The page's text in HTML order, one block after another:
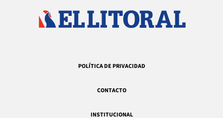
POLÍTICA DE PRIVACIDAD
CONTACTO
INSTITUCIONAL